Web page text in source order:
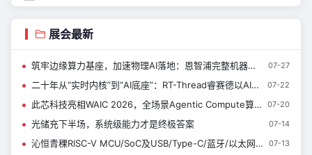
展会最新
筑牢边缘算力基座，加速物理AI落地：恩智浦完整机器人技术生态，来了解一下~ 07-27
二十年从“实时内核”到“AI底座”：RT-Thread睿赛德以AIOS亮相WAIC 定义端侧智能新范式|新闻速递 07-22
此芯科技亮相WAIC 2026，全场景Agentic Compute算力矩阵首秀上海 07-20
光储充下半场，系统级能力才是终极答案 07-14
沁恒青稞RISC-V MCU/SoC及USB/Type-C/蓝牙/以太网接口芯片亮相慕展 07-13